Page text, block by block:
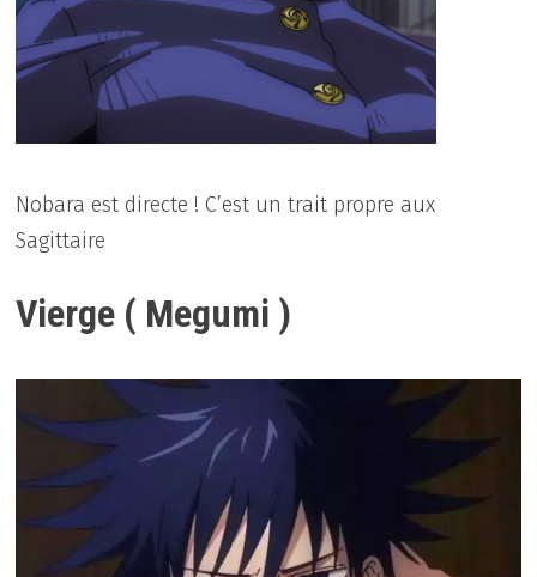
Nobara est directe ! C’est un trait propre aux
Sagittaire
Vierge ( Megumi )